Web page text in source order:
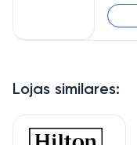
Lojas similares: